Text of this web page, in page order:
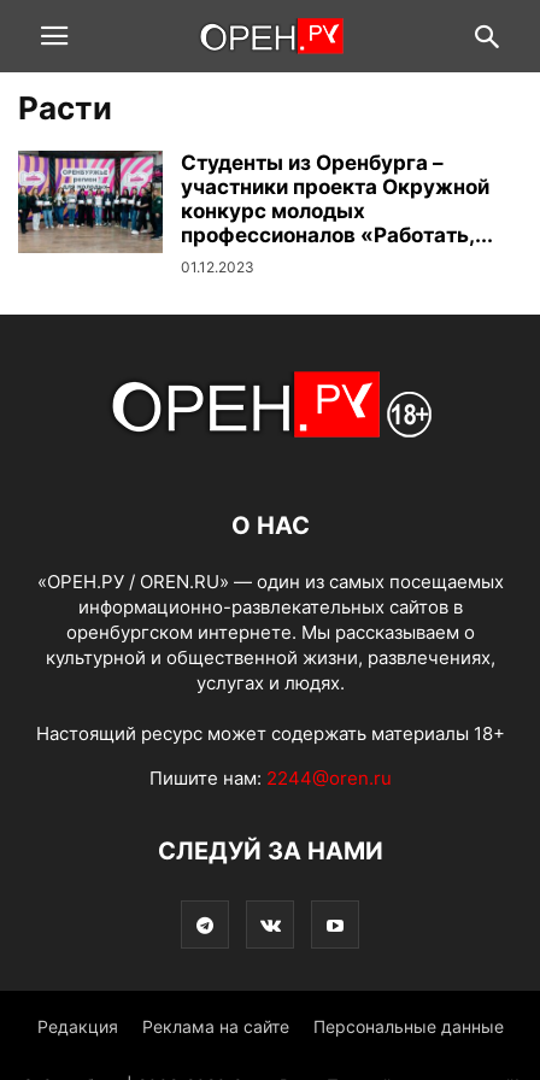
Расти
Студенты из Оренбурга –
участники проекта Окружной
конкурс молодых
профессионалов «Работать,...
01.12.2023
О НАС
«ОРЕН.РУ / OREN.RU» — один из самых посещаемых
информационно-развлекательных сайтов в
оренбургском интернете. Мы рассказываем о
культурной и общественной жизни, развлечениях,
услугах и людях.
Настоящий ресурс может содержать материалы 18+
Пишите нам: 2244@oren.ru
СЛЕДУЙ ЗА НАМИ
Редакция Реклама на сайте Персональные данные